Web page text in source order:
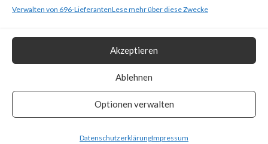
Verwalten von 696-LieferantenLese mehr über diese Zwecke
Akzeptieren
Ablehnen
Optionen verwalten
DatenschutzerklärungImpressum
actively being exploited in the
wild. FortiGuard Labs strongly
recommends users to apply
patches as soon as they are
made available and track vendor